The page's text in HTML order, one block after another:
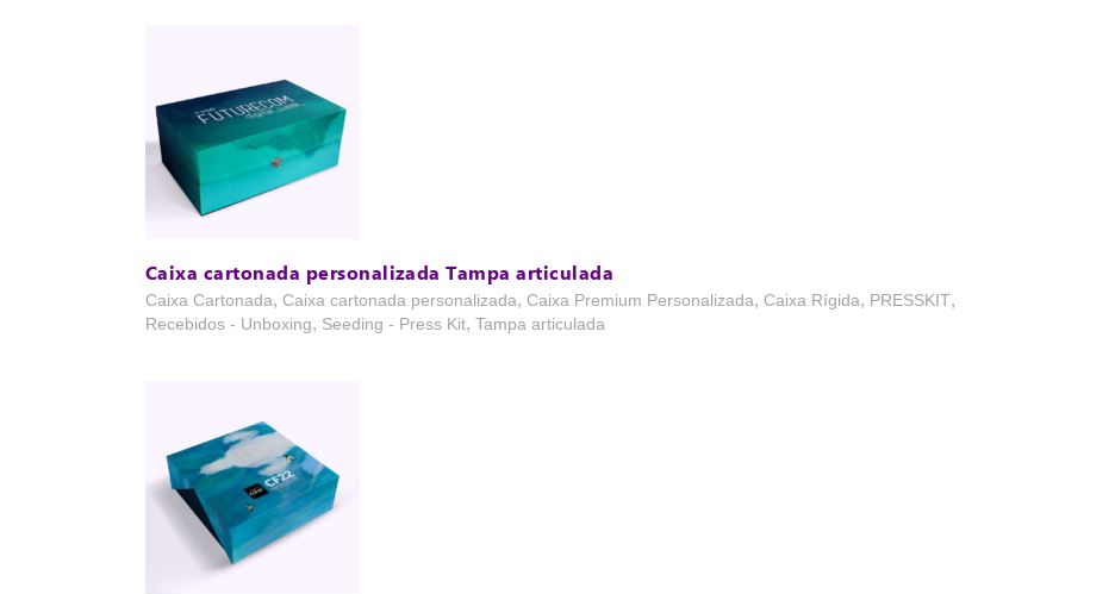
Caixa cartonada personalizada Tampa articulada
Caixa Cartonada, Caixa cartonada personalizada, Caixa Premium Personalizada, Caixa Rígida, PRESSKIT,
Recebidos - Unboxing, Seeding - Press Kit, Tampa articulada